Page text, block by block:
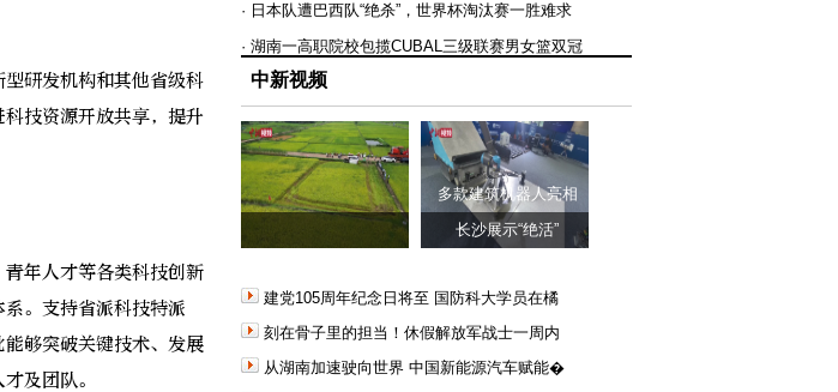
研发机构和其他省级科
技资源开放共享，提升
年人才等各类科技创新
。支持省派科技特派
够突破关键技术、发展
及团队。
· 日本队遭巴西队“绝杀”，世界杯淘汰赛一胜难求
· 湖南一高职院校包揽CUBAL三级联赛男女篮双冠
中新视频
多款建筑机器人亮相
长沙展示“绝活”
建党105周年纪念日将至 国防科大学员在橘
刻在骨子里的担当！休假解放军战士一周内
从湖南加速驶向世界 中国新能源汽车赋能�